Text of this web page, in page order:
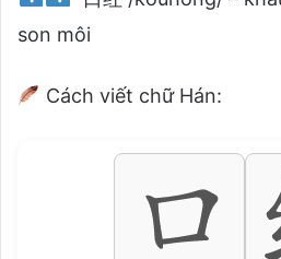
son môi
Cách viết chữ Hán: